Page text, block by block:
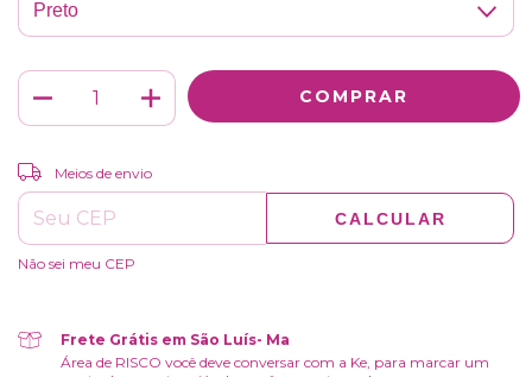
Entregas para o CEP:
Meios de envio
CALCULAR
Não sei meu CEP
Frete Grátis em São Luís- Ma
Área de RISCO você deve conversar com a Ke, para marcar um